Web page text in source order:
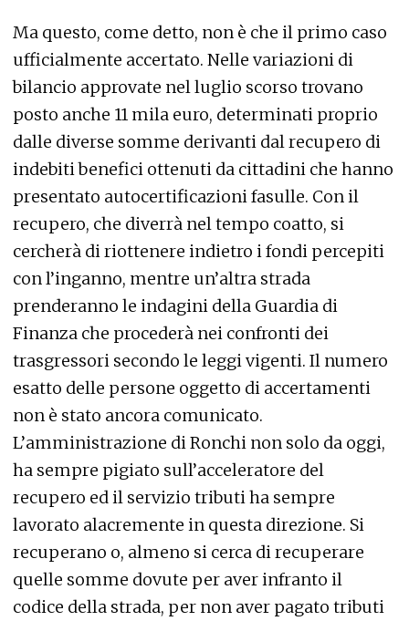
Ma questo, come detto, non è che il primo caso
ufficialmente accertato. Nelle variazioni di
bilancio approvate nel luglio scorso trovano
posto anche 11 mila euro, determinati proprio
dalle diverse somme derivanti dal recupero di
indebiti benefici ottenuti da cittadini che hanno
presentato autocertificazioni fasulle. Con il
recupero, che diverrà nel tempo coatto, si
cercherà di riottenere indietro i fondi percepiti
con l’inganno, mentre un’altra strada
prenderanno le indagini della Guardia di
Finanza che procederà nei confronti dei
trasgressori secondo le leggi vigenti. Il numero
esatto delle persone oggetto di accertamenti
non è stato ancora comunicato.
L’amministrazione di Ronchi non solo da oggi,
ha sempre pigiato sull’acceleratore del
recupero ed il servizio tributi ha sempre
lavorato alacremente in questa direzione. Si
recuperano o, almeno si cerca di recuperare
quelle somme dovute per aver infranto il
codice della strada, per non aver pagato tributi